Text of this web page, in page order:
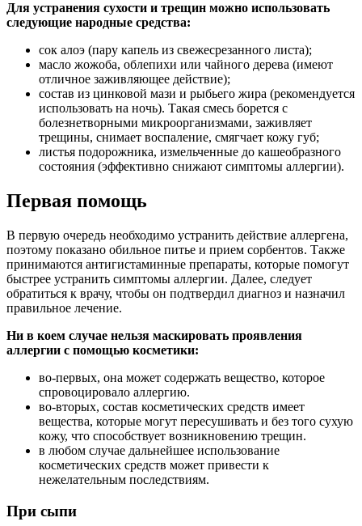
Для устранения сухости и трещин можно использовать
следующие народные средства:
сок алоэ (пару капель из свежесрезанного листа);
масло жожоба, облепихи или чайного дерева (имеют
отличное заживляющее действие);
состав из цинковой мази и рыбьего жира (рекомендуется
использовать на ночь). Такая смесь борется с
болезнетворными микроорганизмами, заживляет
трещины, снимает воспаление, смягчает кожу губ;
листья подорожника, измельченные до кашеобразного
состояния (эффективно снижают симптомы аллергии).
Первая помощь
В первую очередь необходимо устранить действие аллергена,
поэтому показано обильное питье и прием сорбентов. Также
принимаются антигистаминные препараты, которые помогут
быстрее устранить симптомы аллергии. Далее, следует
обратиться к врачу, чтобы он подтвердил диагноз и назначил
правильное лечение.
Ни в коем случае нельзя маскировать проявления
аллергии с помощью косметики:
во-первых, она может содержать вещество, которое
спровоцировало аллергию.
во-вторых, состав косметических средств имеет
вещества, которые могут пересушивать и без того сухую
кожу, что способствует возникновению трещин.
в любом случае дальнейшее использование
косметических средств может привести к
нежелательным последствиям.
При сыпи